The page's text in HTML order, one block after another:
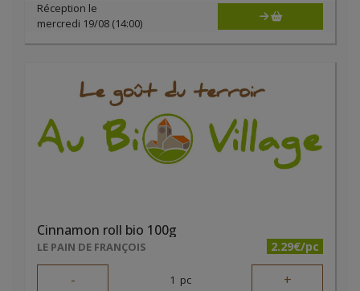
Réception le
mercredi 19/08 (14:00)
Cinnamon roll bio 100g
LE PAIN DE FRANÇOIS 2.29€/pc
- 1 pc +